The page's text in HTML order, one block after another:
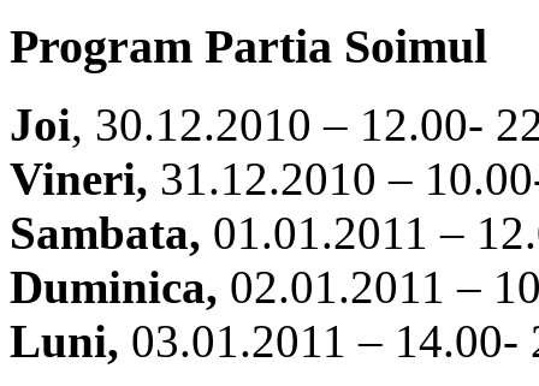
Program Partia Soimul
Joi, 30.12.2010 – 12.00-
Vineri, 31.12.2010 –
Sambata, 01.01.2011 –
Duminica, 02.01.2011 –
Luni, 03.01.2011 – 14.00-